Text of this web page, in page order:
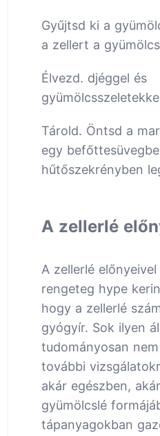
Gyűjtsd ki a
a zellert a
Élvezd. djéggel és
Tárold. Öntsd a
egy
hűtőszekrényben
A zellerlé
A zellerlé
rengeteg hype
hogy a zellerlé
gyógyír. Sok ilyen
tudományosan
további
akár egészben,
gyümölcslé
tápanyagokban